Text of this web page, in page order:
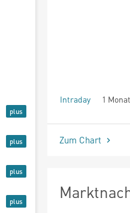
Intraday 1 Monat
seit Beginn
Zum Chart